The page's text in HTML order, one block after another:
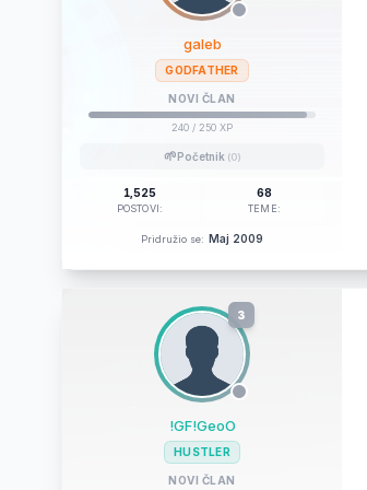
galeb
GODFATHER
NOVI ČLAN
240 / 250 XP
🌱Početnik (0)
1,525
POSTOVI:
68
TEME:
Pridružio se: Maj 2009
3
!GF!GeoO
HUSTLER
NOVI ČLAN